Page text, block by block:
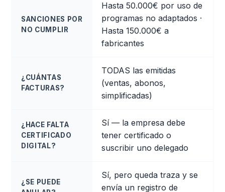
SANCIONES POR
NO CUMPLIR
Hasta 50.000€ por uso de
programas no adaptados ·
Hasta 150.000€ a
fabricantes
¿CUÁNTAS
FACTURAS?
TODAS las emitidas
(ventas, abonos,
simplificadas)
¿HACE FALTA
CERTIFICADO
DIGITAL?
Sí — la empresa debe
tener certificado o
suscribir uno delegado
¿SE PUEDE
Sí, pero queda traza y se
envía un registro de